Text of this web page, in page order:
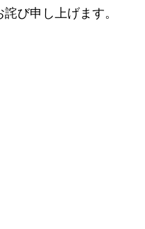
び申し上げます。